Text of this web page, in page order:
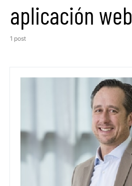
aplicación web
1 post